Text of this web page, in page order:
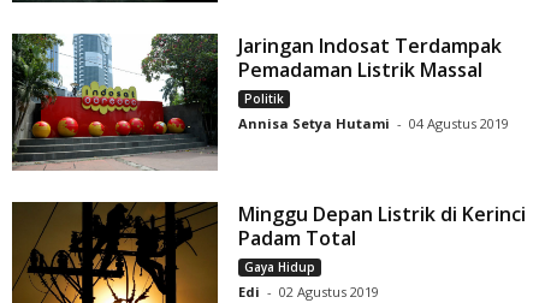
Jaringan Indosat Terdampak
Pemadaman Listrik Massal
Politik
Annisa Setya Hutami - 04 Agustus 2019
Minggu Depan Listrik di Kerinci
Padam Total
Gaya Hidup
Edi - 02 Agustus 2019